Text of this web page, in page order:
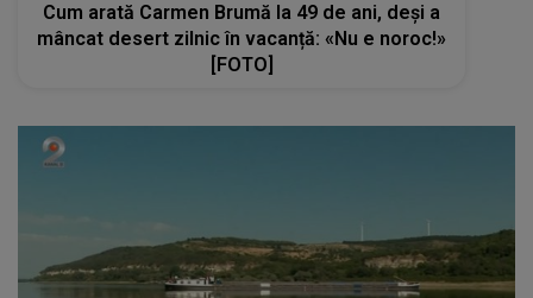
Seceta extremă transformă peisajul
Dunării și amenință comunitățile locale